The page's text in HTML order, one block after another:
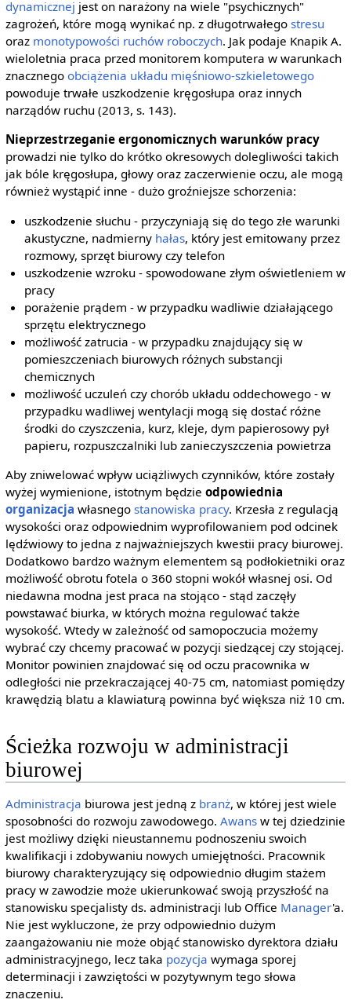
dynamicznej jest on narażony na wiele "psychicznych"
zagrożeń, które mogą wynikać np. z długotrwałego stresu
oraz monotypowości ruchów roboczych. Jak podaje Knapik A.
wieloletnia praca przed monitorem komputera w warunkach
znacznego obciążenia układu mięśniowo-szkieletowego
powoduje trwałe uszkodzenie kręgosłupa oraz innych
narządów ruchu (2013, s. 143).
Nieprzestrzeganie ergonomicznych warunków pracy
prowadzi nie tylko do krótko okresowych dolegliwości takich
jak bóle kręgosłupa, głowy oraz zaczerwienie oczu, ale mogą
również wystąpić inne - dużo groźniejsze schorzenia:
uszkodzenie słuchu - przyczyniają się do tego złe warunki
akustyczne, nadmierny hałas, który jest emitowany przez
rozmowy, sprzęt biurowy czy telefon
uszkodzenie wzroku - spowodowane złym oświetleniem w
pracy
porażenie prądem - w przypadku wadliwie działającego
sprzętu elektrycznego
możliwość zatrucia - w przypadku znajdujący się w
pomieszczeniach biurowych różnych substancji
chemicznych
możliwość uczuleń czy chorób układu oddechowego - w
przypadku wadliwej wentylacji mogą się dostać różne
środki do czyszczenia, kurz, kleje, dym papierosowy pył
papieru, rozpuszczalniki lub zanieczyszczenia powietrza
Aby zniwelować wpływ uciążliwych czynników, które zostały
wyżej wymienione, istotnym będzie odpowiednia
organizacja własnego stanowiska pracy. Krzesła z regulacją
wysokości oraz odpowiednim wyprofilowaniem pod odcinek
lędźwiowy to jedna z najważniejszych kwestii pracy biurowej.
Dodatkowo bardzo ważnym elementem są podłokietniki oraz
możliwość obrotu fotela o 360 stopni wokół własnej osi. Od
niedawna modna jest praca na stojąco - stąd zaczęły
powstawać biurka, w których można regulować także
wysokość. Wtedy w zależność od samopoczucia możemy
wybrać czy chcemy pracować w pozycji siedzącej czy stojącej.
Monitor powinien znajdować się od oczu pracownika w
odległości nie przekraczającej 40-75 cm, natomiast pomiędzy
krawędzią blatu a klawiaturą powinna być większa niż 10 cm.
Ścieżka rozwoju w administracji
biurowej
Administracja biurowa jest jedną z branż, w której jest wiele
sposobności do rozwoju zawodowego. Awansw tej dziedzinie
jest możliwy dzięki nieustannemu podnoszeniu swoich
kwalifikacji i zdobywaniu nowych umiejętności. Pracownik
biurowy charakteryzujący się odpowiednio długim stażem
pracy w zawodzie może ukierunkować swoją przyszłość na
stanowisku specjalisty ds. administracji lub Office Manager'a.
Nie jest wykluczone, że przy odpowiednio dużym
zaangażowaniu nie może objąć stanowisko dyrektora działu
administracyjnego, lecz taka pozycja wymaga sporej
determinacji i zawziętości w pozytywnym tego słowa
znaczeniu.